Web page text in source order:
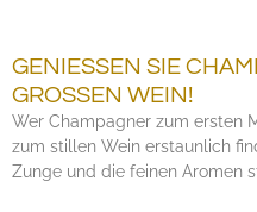
GENIESSEN SIE
ROSSEN WEIN!
Wer Champagner zum ersten
zum stillen Wein erstaunlich
Zunge und die feinen Aromen